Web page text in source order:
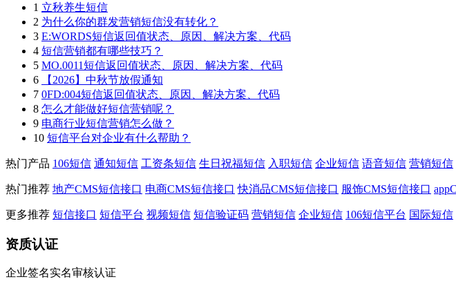
1 立秋养生短信
2 为什么你的群发营销短信没有转化？
3 E:WORDS短信返回值状态、原因、解决方案、代码
4 短信营销都有哪些技巧？
5 MO.0011短信返回值状态、原因、解决方案、代码
6
【2026】中秋节放假通知
7 0FD:004短信返回值状态、原因、解决方案、代码
8 怎么才能做好短信营销呢？
9 电商行业短信营销怎么做？
10 短信平台对企业有什么帮助？
热门产品 106短信 通知短信 工资条短信 生日祝福短信 入职短信 企业短信 语音短信 营销短信
热门推荐 地产CMS短信接口 电商CMS短信接口 快消品CMS短信接口 服饰CMS短信接口
更多推荐 短信接口 短信平台 视频短信 短信验证码 营销短信 企业短信 106短信平台 国际短信
资质认证
企业签名实名审核认证